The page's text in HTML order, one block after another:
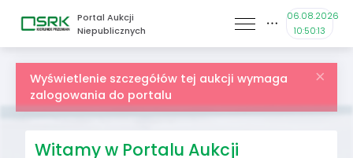
Portal Aukcji
Niepublicznych
06.08.2026
10:50:13
Wyświetlenie szczegółów tej aukcji wymaga
zalogowania do portalu
Witamy w Portalu Aukcji